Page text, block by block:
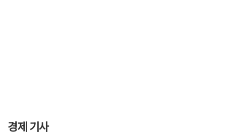
경제 기사